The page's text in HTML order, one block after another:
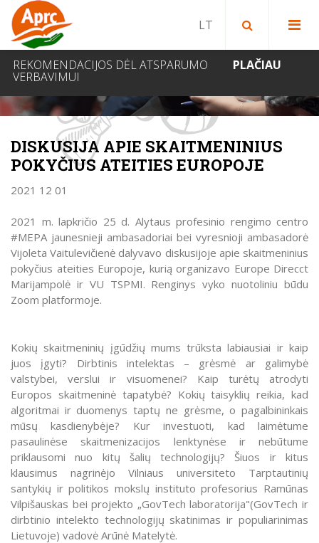
REKOMENDACIJOS DĖL ATSPARUMO
VERBAVIMUI
PLAČIAU
Paieška bibliotekoje
NAUJIENOS
DISKUSIJA APIE SKAITMENINIUS
POKYČIUS ATEITIES EUROPOJE
2021 12 01
2021 m. lapkričio 25 d. Alytaus profesinio rengimo centro
#MEPA jaunesnieji ambasadoriai bei vyresnioji ambasadorė
Vijoleta Vaitulevičienė dalyvavo diskusijoje apie skaitmeninius
pokyčius ateities Europoje, kurią organizavo Europe Direcct
Marijampolė ir VU TSPMI. Renginys vyko nuotoliniu būdu
Zoom platformoje.
Kokių skaitmeninių įgūdžių mums trūksta labiausiai ir kaip
juos įgyti? Dirbtinis intelektas – grėsmė ar galimybė
valstybei, verslui ir visuomenei? Kaip turėtų atrodyti
Europos skaitmeninė tapatybė? Kokių taisyklių reikia, kad
algoritmai ir duomenys taptų ne grėsme, o pagalbininkais
mūsų kasdienybėje? Kur investuoti, kad laimėtume
pasaulinėse skaitmenizacijos lenktynėse ir nebūtume
priklausomi nuo kitų šalių technologijų? Šiuos ir kitus
klausimus nagrinėjo Vilniaus universiteto Tarptautinių
santykių ir politikos mokslų instituto profesorius Ramūnas
Vilpišauskas bei projekto „GovTech laboratorija"(GovTech ir
dirbtinio intelekto technologijų skatinimas ir populiarinimas
Lietuvoje) vadovė Arūnė Matelytė.